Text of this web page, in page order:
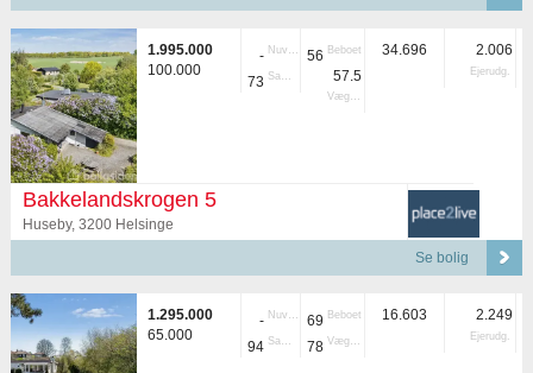
1.995.000
100.000
- Nuvær.
73 Samlet
56 Beboet
57.5
Vægtet
34.696 2.006
Ejerudg.
Bakkelandskrogen 5
Huseby, 3200 Helsinge
Se bolig
1.295.000
65.000
- Nuvær.
94 Samlet
69 Beboet
78 Vægtet
16.603 2.249
Ejerudg.